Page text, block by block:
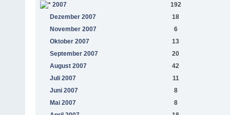
2007
192
Dezember 2007
18
November 2007
6
Oktober 2007
13
September 2007
20
August 2007
42
Juli 2007
11
Juni 2007
8
Mai 2007
8